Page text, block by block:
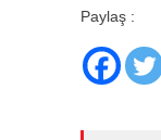
Paylaş :